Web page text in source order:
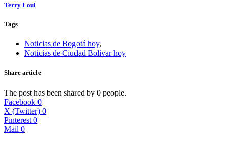
Terry Loui
Tags
Noticias de Bogotá hoy,
Noticias de Ciudad Bolívar hoy
Share article
The post has been shared by 0 people.
Facebook 0
X (Twitter) 0
Pinterest 0
Mail 0